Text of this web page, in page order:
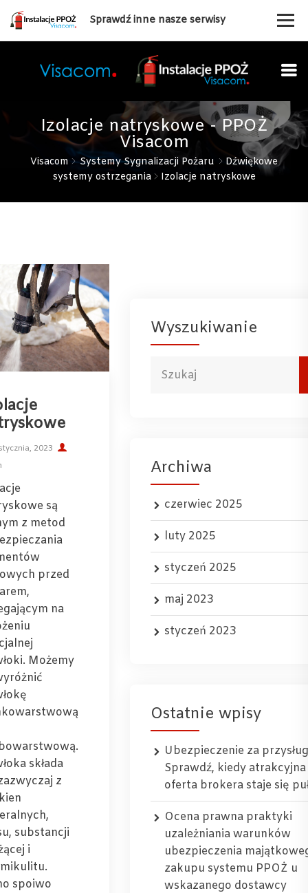
Izolacje natryskowe - PPOŻ
Visacom
Visacom Systemy Sygnalizacji Pożaru
Dźwiękowe
systemy ostrzegania
Izolacje natryskowe
2023
są
z metod
przed
na
Możemy
składa
z
substancji
i
spoiwo
Wyszukiwanie
Archiwa
czerwiec 2025
luty 2025
styczeń 2025
maj 2023
styczeń 2023
Ostatnie wpisy
Ubezpieczenie za
Sprawdź, kiedy atrakcyjna
oferta brokera staje się
Ocena prawna praktyki
uzależniania warunków
ubezpieczenia
zakupu systemu PPOŻ u
wskazanego dostawcy
Sprawdź inne nasze serwisy